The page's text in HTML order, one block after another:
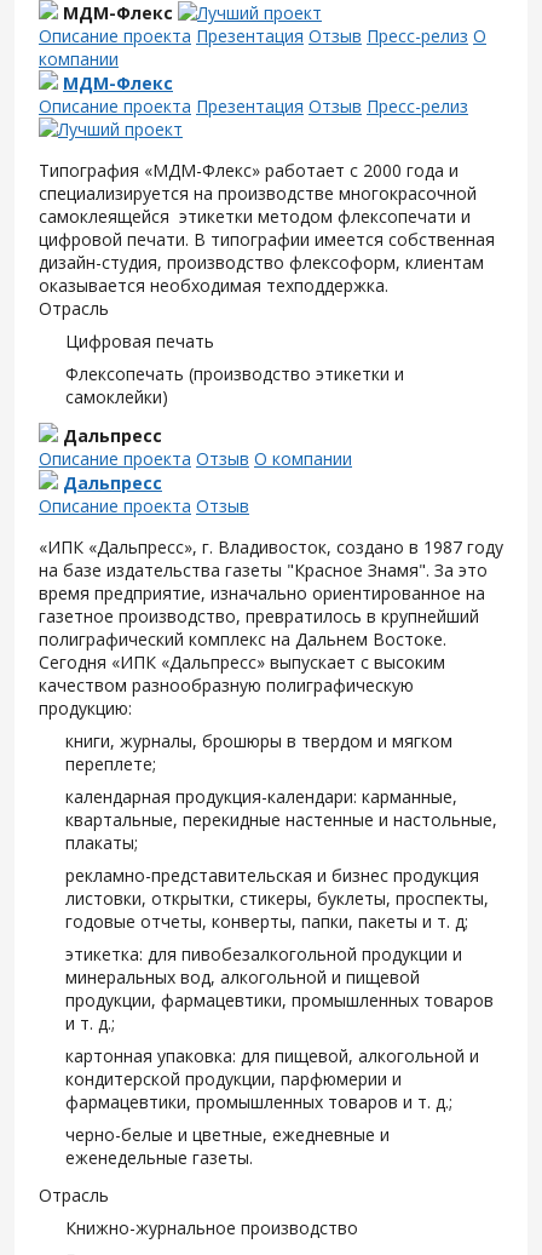
МДМ-Флекс
Описание проекта Презентация Отзыв Пресс-релиз О
компании
МДМ-Флекс
Описание проекта Презентация Отзыв Пресс-релиз
Типография «МДМ-Флекс» работает с 2000 года и
специализируется на производстве многокрасочной
самоклеящейся этикетки методом флексопечати и
цифровой печати. В типографии имеется собственная
дизайн-студия, производство флексоформ, клиентам
оказывается необходимая техподдержка.
Отрасль
Цифровая печать
Флексопечать (производство этикетки и
самоклейки)
Дальпресс
Описание проекта Отзыв О компании
Дальпресс
Описание проекта Отзыв
«ИПК «Дальпресс», г. Владивосток, создано в 1987 году
на базе издательства газеты "Красное Знамя". За это
время предприятие, изначально ориентированное на
газетное производство, превратилось в крупнейший
полиграфический комплекс на Дальнем Востоке.
Сегодня «ИПК «Дальпресс» выпускает с высоким
качеством разнообразную полиграфическую
продукцию:
книги, журналы, брошюры в твердом и мягком
переплете;
календарная продукция-календари: карманные,
квартальные, перекидные настенные и настольные,
плакаты;
рекламно-представительская и бизнес продукция
листовки, открытки, стикеры, буклеты, проспекты,
годовые отчеты, конверты, папки, пакеты и т. д;
этикетка: для пивобезалкогольной продукции и
минеральных вод, алкогольной и пищевой
продукции, фармацевтики, промышленных товаров
и т. д.;
картонная упаковка: для пищевой, алкогольной и
кондитерской продукции, парфюмерии и
фармацевтики, промышленных товаров и т. д.;
черно-белые и цветные, ежедневные и
еженедельные газеты.
Отрасль
Книжно-журнальное производство